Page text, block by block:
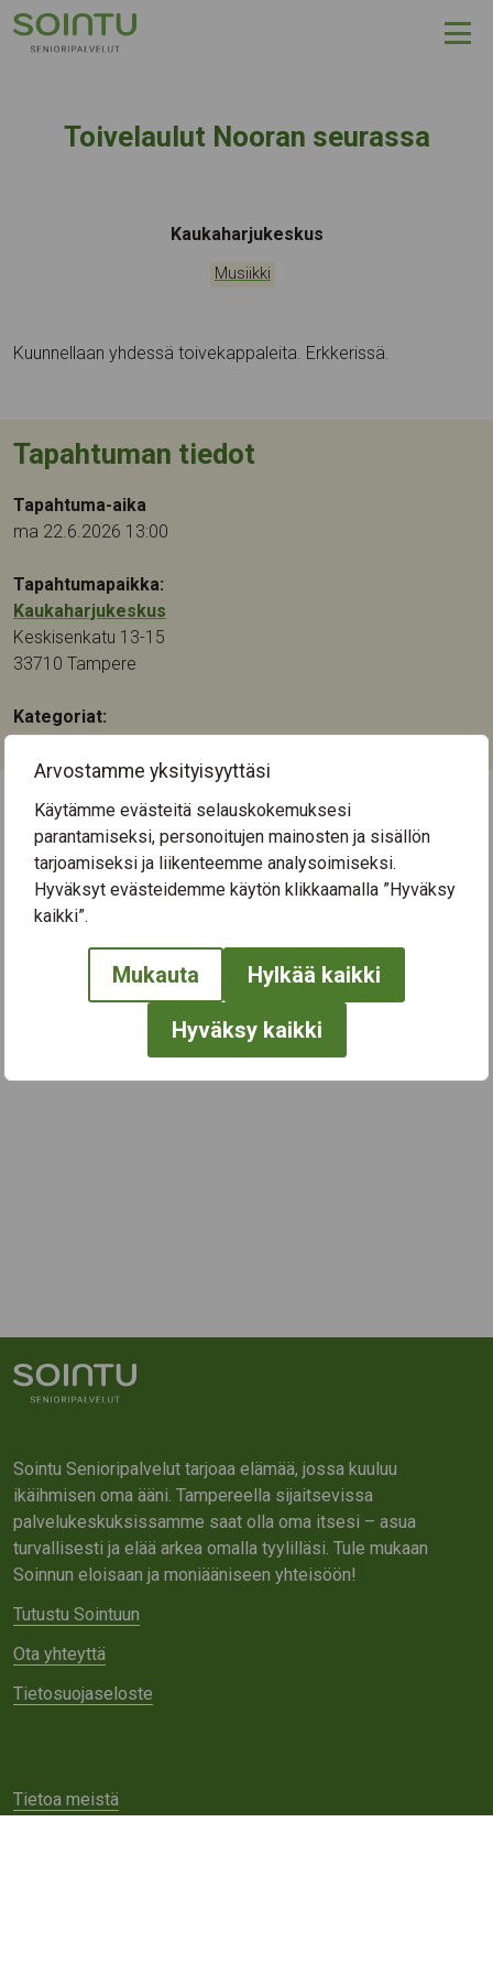
Arvostamme yksityisyyttäsi
Käytämme evästeitä selauskokemuksesi
parantamiseksi, personoitujen mainosten ja sisällön
tarjoamiseksi ja liikenteemme analysoimiseksi.
Hyväksyt evästeidemme käytön klikkaamalla ”Hyväksy
kaikki”.
Mukauta Hylkää kaikki
Hyväksy kaikki
Hyppää sisältöön
Toivelaulut Nooran seurassa
Tapahtumapaikka:
Kaukaharjukeskus
Kategoriat:
Musiikki
Kuunnellaan yhdessä toivekappaleita. Erkkerissä.
Tapahtuman tiedot
Tapahtuma-aika
ma 22.6.2026 13:00
Tapahtumapaikka:
Kaukaharjukeskus
Keskisenkatu 13-15
33710 Tampere
Kategoriat:
← Näytä kaikki tapahtumat
Sointu Senioripalvelut tarjoaa elämää, jossa kuuluu
ikäihmisen oma ääni. Tampereella sijaitsevissa
palvelukeskuksissamme saat olla oma itsesi – asua
turvallisesti ja elää arkea omalla tyylilläsi. Tule mukaan
Soinnun eloisaan ja moniääniseen yhteisöön!
Tutustu Sointuun
Ota yhteyttä
Tietosuojaseloste
Tietoa meistä